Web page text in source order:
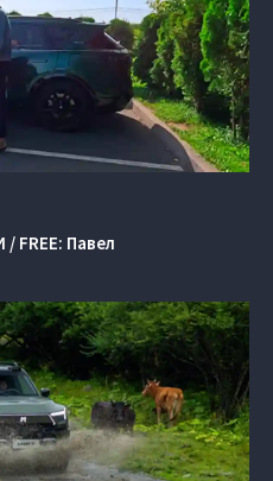
FREE: Павел